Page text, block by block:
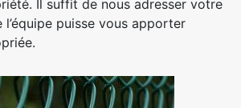
Il suffit de nous adresser votre
puisse vous apporter